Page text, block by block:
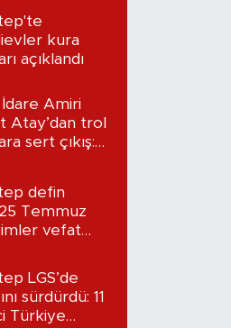
kura
açıklandı
Amiri
Atay’dan trol
sert çıkış:
defin
Temmuz
vefat
LGS’de
sürdürdü: 11
Türkiye